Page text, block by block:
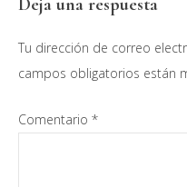
Interacciones
con
los
Deja una respuesta
Tu dirección de correo
campos obligatorios están
Comentario *